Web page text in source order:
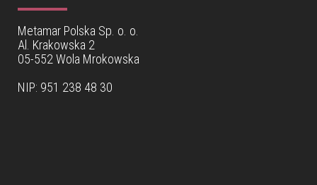
Metamar Polska Sp. o. o.
Al. Krakowska 2
05-552 Wola Mrokowska
NIP: 951 238 48 30